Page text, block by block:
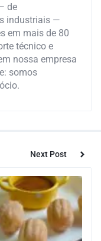
de
industriais —
em mais de 80
técnico e
nossa empresa
somos
Next Post